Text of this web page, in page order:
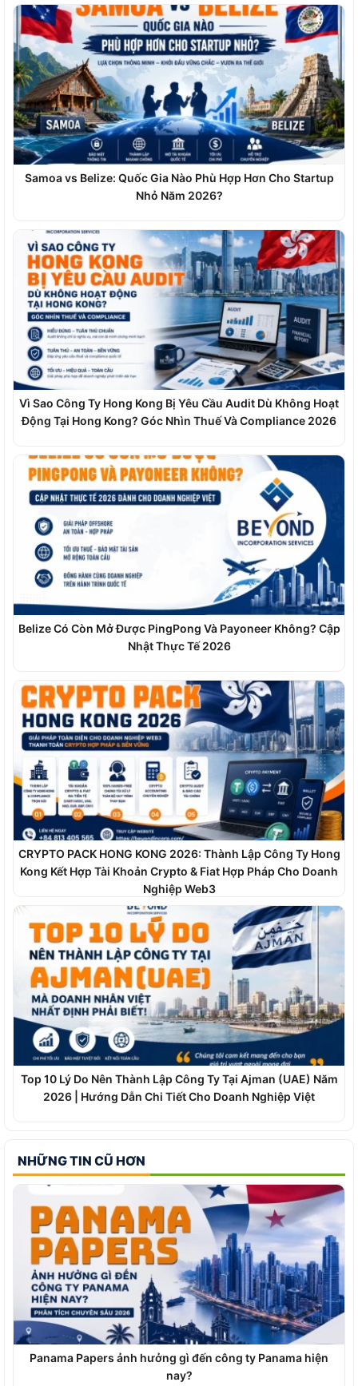
Samoa vs Belize: Quốc Gia Nào Phù Hợp Hơn Cho Startup
Nhỏ Năm 2026?
Vì Sao Công Ty Hong Kong Bị Yêu Cầu Audit Dù Không Hoạt
Động Tại Hong Kong? Góc Nhìn Thuế Và Compliance 2026
Belize Có Còn Mở Được PingPong Và Payoneer Không? Cập
Nhật Thực Tế 2026
CRYPTO PACK HONG KONG 2026: Thành Lập Công Ty Hong
Kong Kết Hợp Tài Khoản Crypto & Fiat Hợp Pháp Cho Doanh
Nghiệp Web3
Top 10 Lý Do Nên Thành Lập Công Ty Tại Ajman (UAE) Năm
2026 | Hướng Dẫn Chi Tiết Cho Doanh Nghiệp Việt
NHỮNG TIN CŨ HƠN
Panama Papers ảnh hưởng gì đến công ty Panama hiện
nay?